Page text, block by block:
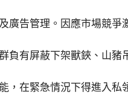
廣告管理。因應市場競爭
負有屏蔽下架獸鋏、山
，在緊急情況下得進入私